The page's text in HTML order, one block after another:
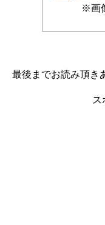
※画
最後までお読み頂き
ス